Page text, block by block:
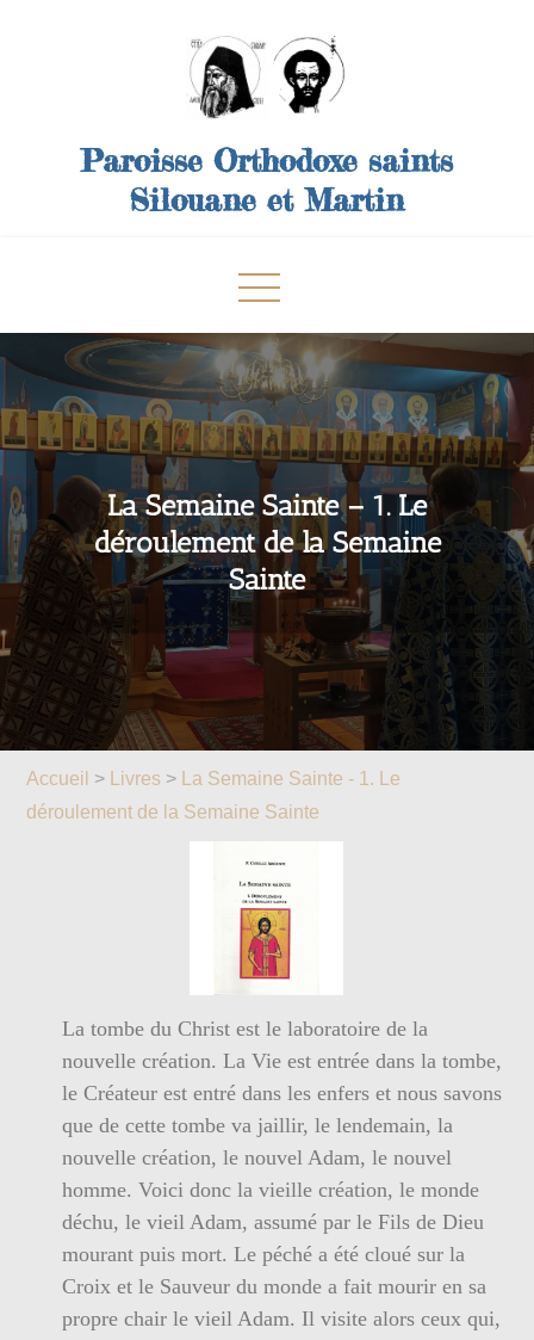
Paroisse Orthodoxe saints
Silouane et Martin
La Semaine Sainte – 1. Le
déroulement de la Semaine
Sainte
Accueil > Livres >
La Semaine Sainte - 1. Le
déroulement de la Semaine Sainte
La tombe du Christ est le laboratoire de la
nouvelle création. La Vie est entrée dans la tombe,
le Créateur est entré dans les enfers et nous savons
que de cette tombe va jaillir, le lendemain, la
nouvelle création, le nouvel Adam, le nouvel
homme. Voici donc la vieille création, le monde
déchu, le vieil Adam, assumé par le Fils de Dieu
mourant puis mort. Le péché a été cloué sur la
Croix et le Sauveur du monde a fait mourir en sa
propre chair le vieil Adam. Il visite alors ceux qui,